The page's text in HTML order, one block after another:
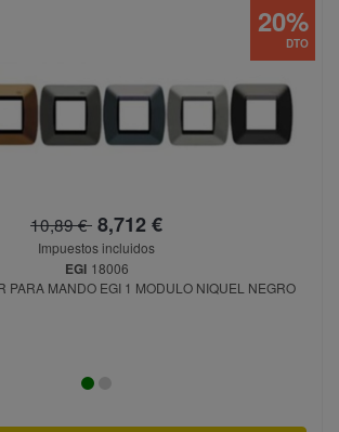
10,89 € 8,712 €
Impuestos incluidos
EGI 18006
PARA MANDO EGI 1 MODULO NIQUEL NEGRO
DTO
20%